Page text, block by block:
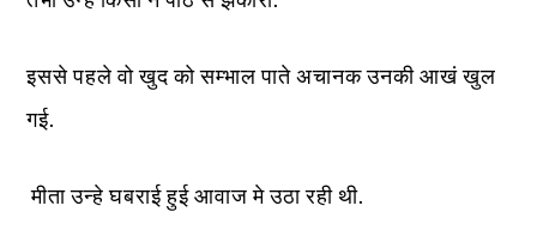
इससे पहले वो खुद को सम्भाल पाते अचानक उनकी आखं खुल
गई.
मीता उन्हे घबराई हुई आवाज मे उठा रही थी.